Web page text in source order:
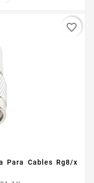
Para Cables Rg8/x
favorite_border